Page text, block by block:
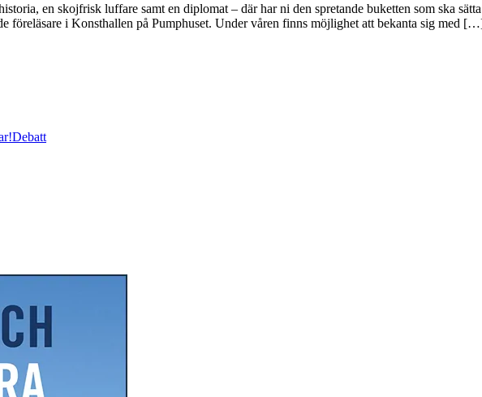
en skojfrisk luffare samt en diplomat – där har ni den spretande buketten som ska
föreläsare i Konsthallen på Pumphuset. Under våren finns möjlighet att bekanta sig med
Debatt